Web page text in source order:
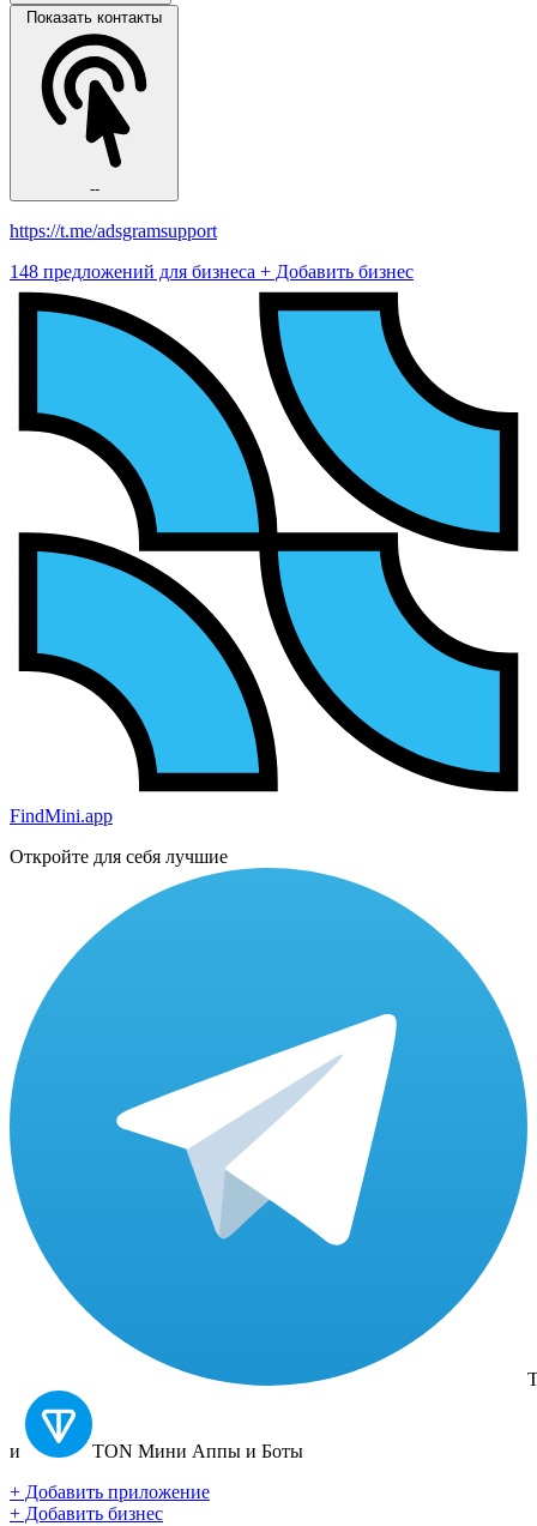
Показать контакты
--
https://t.me/adsgramsupport
148 предложений для бизнеса + Добавить бизнес
FindMini.app
Откройте для себя лучшие
и TON Мини Аппы и Боты
+ Добавить приложение
+ Добавить бизнес